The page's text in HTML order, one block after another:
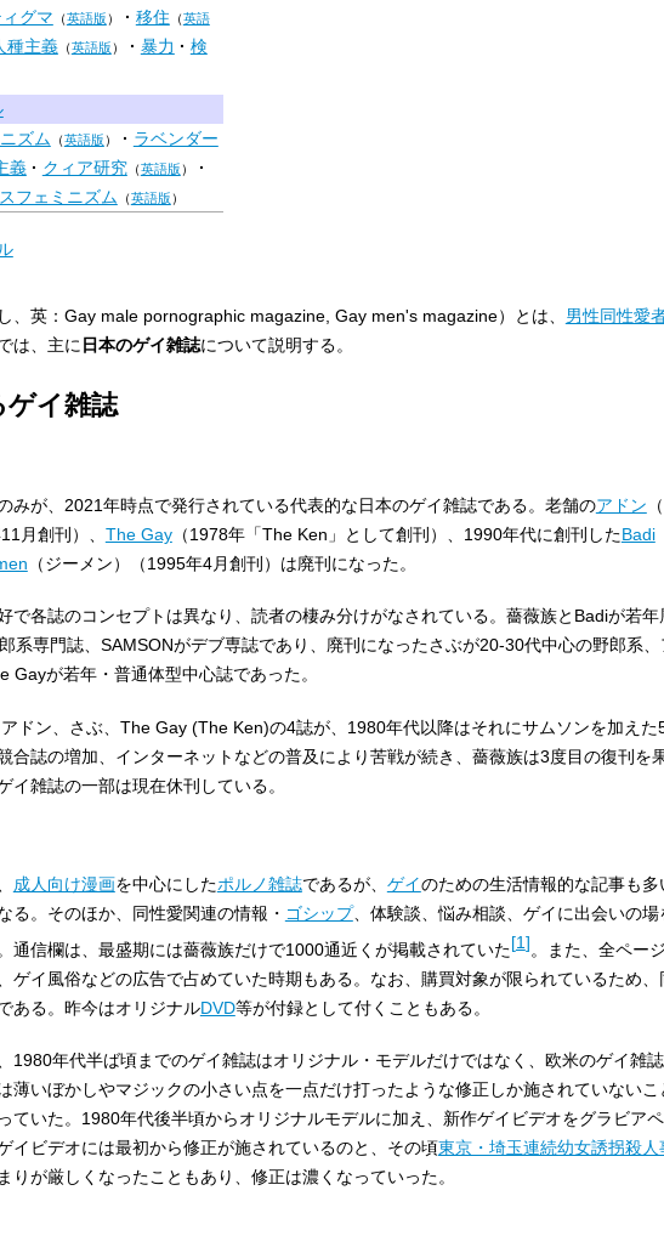
グマ （英語版） 移住 （英語
種主義（英語版） 暴力
検
ズム （英語版）
ラベンダー
義 クィア研究（英語版）
フェミニズム （英語版）
、英：Gay male pornographic magazine, Gay men's magazine）とは、 男性同性愛
は、主に 日本のゲイ雑誌について説明する。
ゲイ雑誌
みが、2021年時点で発行されている代表的な日本のゲイ雑誌である。老舗のアドン
月創刊）、 The Gay（1978年「The Ken」として創刊）、1990年代に創刊したBadi
（ジーメン）（1995年4月創刊）は廃刊になった。
で各誌のコンセプトは異なり、読者の棲み分けがなされている。薔薇族とBadiが若年
系専門誌、SAMSONがデブ専誌であり、廃刊になったさぶが20-30代中心の野郎系、
Gayが若年・普通体型中心誌であった。
ドン、さぶ、The Gay (The Ken)の4誌が、1980年代以降はそれにサムソンを加えた
合誌の増加、インターネットなどの普及により苦戦が続き、薔薇族は3度目の復刊を
イ雑誌の一部は現在休刊している。
成人向け漫画を中心にしたポルノ雑誌であるが、 ゲイのための生活情報的な記事も多
る。そのほか、同性愛関連の情報・ ゴシップ、体験談、悩み相談、ゲイに出会いの場
通信欄は、最盛期には薔薇族だけで1000通近くが掲載されていた[1]。また、全ペー
、ゲイ風俗などの広告で占めていた時期もある。なお、購買対象が限られているため
ある。昨今はオリジナルDVD等が付録として付くこともある。
1980年代半ば頃までのゲイ雑誌はオリジナル・モデルだけではなく、欧米のゲイ雑
薄いぼかしやマジックの小さい点を一点だけ打ったような修正しか施されていない
ていた。1980年代後半頃からオリジナルモデルに加え、新作ゲイビデオをグラビア
イビデオには最初から修正が施されているのと、その頃東京・埼玉連続幼女誘拐殺人
りが厳しくなったこともあり、修正は濃くなっていった。